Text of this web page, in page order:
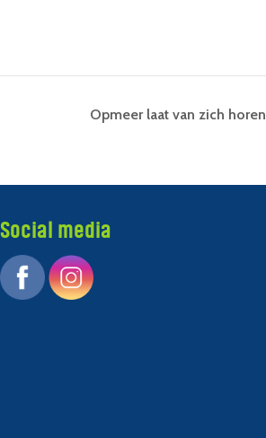
Opmeer laat van zich horen
Social media